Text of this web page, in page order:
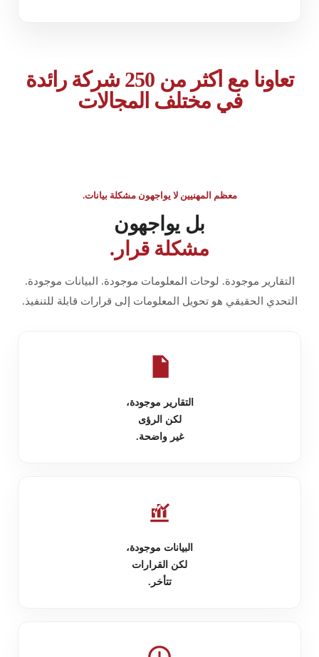
تعاونا مع أكثر من 250 شركة رائدة
في مختلف المجالات
معظم المهنيين لا يواجهون مشكلة بيانات.
بل يواجهون
مشكلة قرار.
التقارير موجودة. لوحات المعلومات موجودة. البيانات موجودة.
التحدي الحقيقي هو تحويل المعلومات إلى قرارات قابلة للتنفيذ.
التقارير موجودة،
لكن الرؤى
غير واضحة.
البيانات موجودة،
لكن القرارات
تتأخر.